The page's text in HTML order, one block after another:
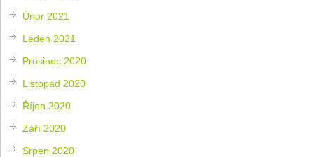
Únor 2021
Leden 2021
Prosinec 2020
Listopad 2020
Říjen 2020
Září 2020
Srpen 2020